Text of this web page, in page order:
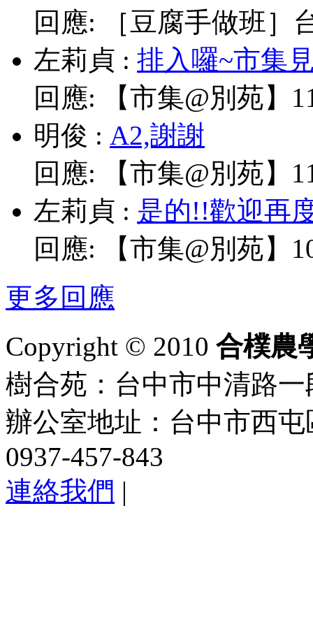
回應:
［豆腐手做班］
左莉貞 : 排入囉~市集
回應:
【市集@別苑】
明俊 : A2,謝謝
回應:
【市集@別苑】
左莉貞 : 是的!!歡迎再
回應:
【市集@別苑】
更多回應
Copyright © 2010 合樸農
樹合苑：台中市中清路一
辦公室地址：台中市西
0937-457-843
連絡我們 |